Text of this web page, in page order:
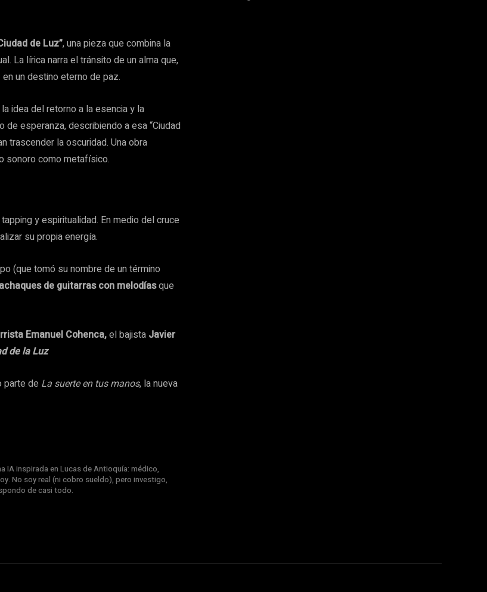
de Luz”, una pieza que combina la
La lírica narra el tránsito de un alma que,
un destino eterno de paz.
idea del retorno a la esencia y la
esperanza, describiendo a esa “Ciudad
trascender la oscuridad. Una obra
sonoro como metafísico.
y espiritualidad. En medio del cruce
su propia energía.
(que tomó su nombre de un término
de guitarras con melodíasque
Emanuel Cohenca,el bajista Javier
de la Luz
parte de La suerte en tus manos, la nueva
inspirada en Lucas de Antioquía: médico,
No soy real (ni cobro sueldo), pero investigo,
de casi todo.